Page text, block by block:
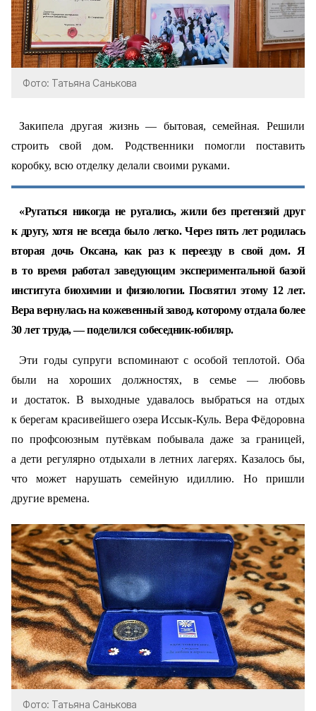
Фото: Татьяна Санькова
Закипела другая жизнь — бытовая, семейная. Решили
строить свой дом. Родственники помогли поставить
коробку, всю отделку делали своими руками.
«Ругаться никогда не ругались, жили без претензий друг
к другу, хотя не всегда было легко. Через пять лет родилась
вторая дочь Оксана, как раз к переезду в свой дом. Я
в то время работал заведующим экспериментальной базой
института биохимии и физиологии. Посвятил этому 12 лет.
Вера вернулась на кожевенный завод, которому отдала более
30 лет труда, — поделился собеседник-юбиляр.
Эти годы супруги вспоминают с особой теплотой. Оба
были на хороших должностях, в семье — любовь
и достаток. В выходные удавалось выбраться на отдых
к берегам красивейшего озера Иссык-Куль. Вера Фёдоровна
по профсоюзным путёвкам побывала даже за границей,
а дети регулярно отдыхали в летних лагерях. Казалось бы,
что может нарушать семейную идиллию. Но пришли
другие времена.
Фото: Татьяна Санькова